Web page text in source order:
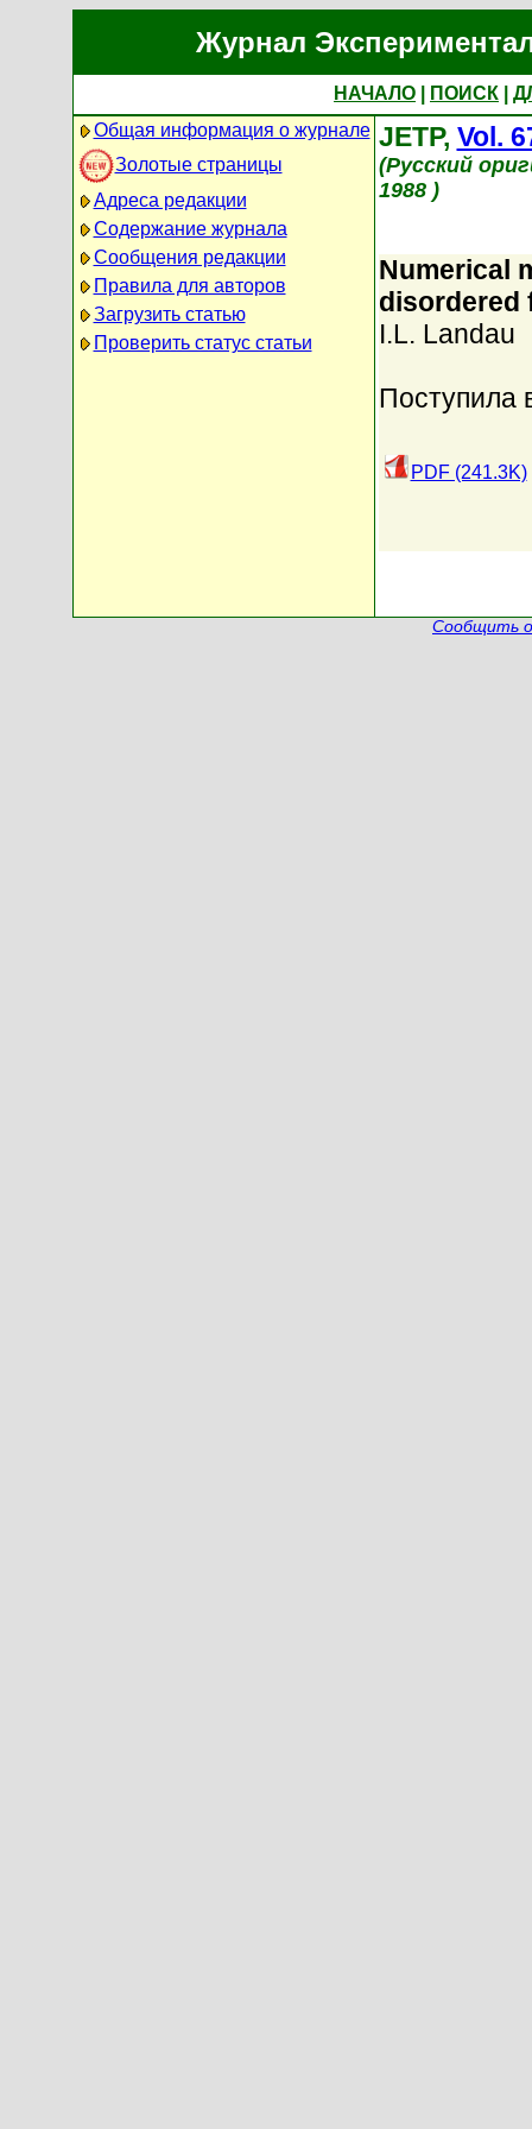
Журнал
НАЧАЛО ПОИСК
Общая информация о журнале
Золотые страницы
Адреса редакции
Содержание журнала
Сообщения редакции
Правила для авторов
Загрузить статью
Проверить статус статьи
JETP, Vol.
(Русский
1988 )
Numerical
disordered
I.L. Landau
Поступила
PDF (241.3K)
Сообщить о